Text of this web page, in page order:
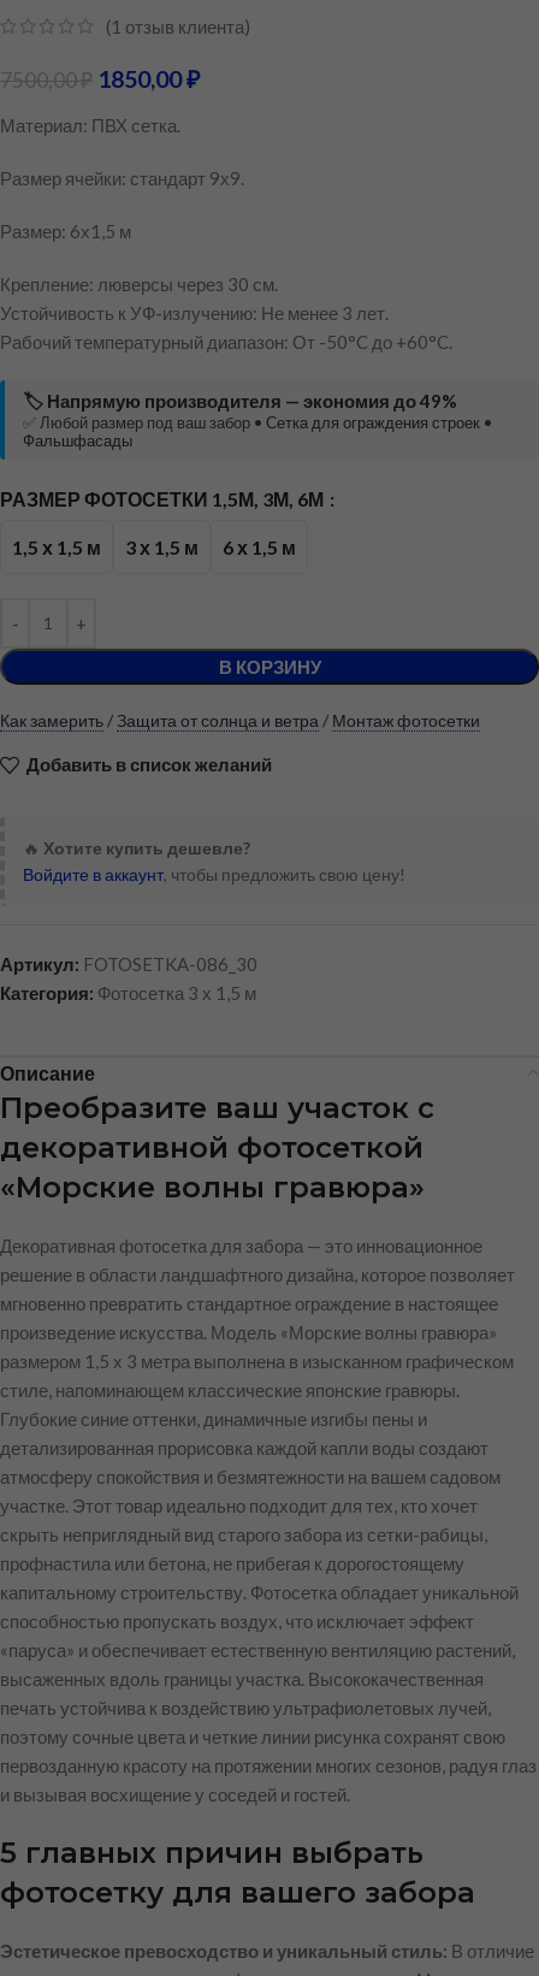
(1 отзыв клиента)
7500,00₽ 1850,00₽
Материал: ПВХ сетка.
Размер ячейки: стандарт 9х9.
Размер: 6х1,5 м
Крепление: люверсы через 30 см.
Устойчивость к УФ-излучению: Не менее 3 лет.
Рабочий температурный диапазон: От -50°C до +60°C.
🏷️ Напрямую производителя — экономия до 49%
✅ Любой размер под ваш забор • Сетка для ограждения строек •
Фальшфасады
РАЗМЕР ФОТОСЕТКИ 1,5М, 3М, 6М
1,5 х 1,5 м 3 х 1,5 м 6 х 1,5 м
В КОРЗИНУ
Как замерить / Защита от солнца и ветра / Монтаж фотосетки
Добавить в список желаний
🔥 Хотите купить дешевле?
Войдите в аккаунт, чтобы предложить свою цену!
Артикул: FOTOSETKA-086_30
Категория: Фотосетка 3 х 1,5 м
Описание
Преобразите ваш участок с
декоративной фотосеткой
«Морские волны гравюра»
Декоративная фотосетка для забора — это инновационное
решение в области ландшафтного дизайна, которое позволяет
мгновенно превратить стандартное ограждение в настоящее
произведение искусства. Модель «Морские волны гравюра»
размером 1,5 х 3 метра выполнена в изысканном графическом
стиле, напоминающем классические японские гравюры.
Глубокие синие оттенки, динамичные изгибы пены и
детализированная прорисовка каждой капли воды создают
атмосферу спокойствия и безмятежности на вашем садовом
участке. Этот товар идеально подходит для тех, кто хочет
скрыть неприглядный вид старого забора из сетки-рабицы,
профнастила или бетона, не прибегая к дорогостоящему
капитальному строительству. Фотосетка обладает уникальной
способностью пропускать воздух, что исключает эффект
«паруса» и обеспечивает естественную вентиляцию растений,
высаженных вдоль границы участка. Высококачественная
печать устойчива к воздействию ультрафиолетовых лучей,
поэтому сочные цвета и четкие линии рисунка сохранят свою
первозданную красоту на протяжении многих сезонов, радуя глаз
и вызывая восхищение у соседей и гостей.
5 главных причин выбрать
фотосетку для вашего забора
Эстетическое превосходство и уникальный стиль: В отличие